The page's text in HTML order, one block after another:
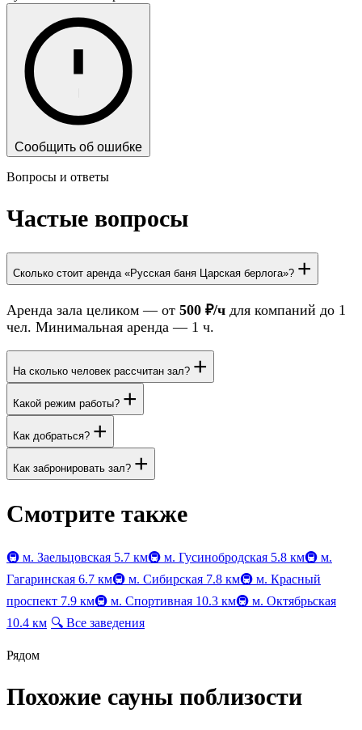
Сообщить об ошибке
Вопросы и ответы
Частые вопросы
Сколько стоит аренда «Русская баня Царская берлога»? +
Аренда зала целиком — от 500 ₽/ч для компаний до 1
чел. Минимальная аренда — 1 ч.
На сколько человек рассчитан зал? +
Какой режим работы? +
Как добраться? +
Как забронировать зал? +
Смотрите также
🚇 м. Заельцовская 5.7 км🚇 м. Гусинобродская 5.8 км🚇 м.
Гагаринская 6.7 км🚇 м. Сибирская 7.8 км🚇 м. Красный
проспект 7.9 км🚇 м. Спортивная 10.3 км🚇 м. Октябрьская
10.4 км 🔍 Все заведения
Рядом
Похожие сауны поблизости